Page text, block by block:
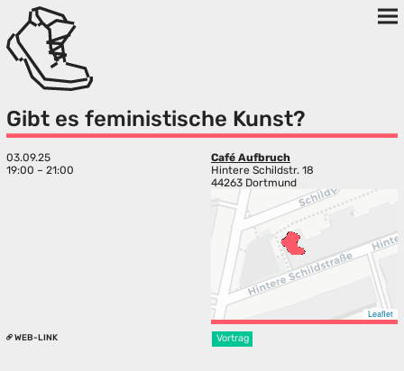
Gibt es feministische Kunst?
03.09.25
19:00 – 21:00
Café Aufbruch
Hintere Schildstr. 18
44263 Dortmund
Leaflet
WEB-LINK Vortrag